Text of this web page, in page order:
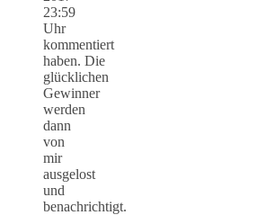
23:59
Uhr
kommentiert
haben. Die
glücklichen
Gewinner
werden
dann
von
mir
ausgelost
und
benachrichtigt.